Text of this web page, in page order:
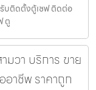
รับติดตั้งตู้เซฟ ติดต่อ
ตู
มวา บริการ ขาย
าชีพ ราคาถูก